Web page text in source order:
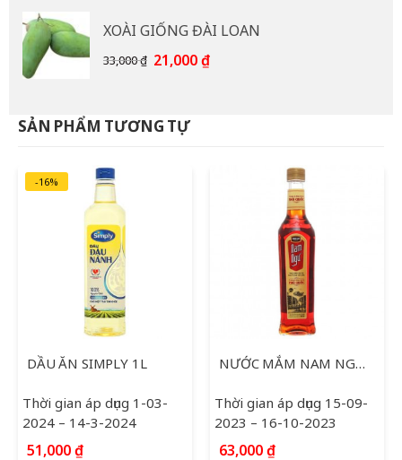
15,000 ₫.là:
12,000 ₫.
XOÀI GIỐNG ĐÀI LOAN
33,000₫ Giá
33,000 ₫.
21,000₫Giá
SẢN PHẨM TƯƠNG TỰ
-16%
DẦU ĂN SIMPLY 1L
Thời gian áp dụng 1-03-
2024 – 14-3-2024
Giá
51,000₫Giá
NƯỚC MẮM NAM NGƯ PHÚ QUỐC 500ML
Thời gian áp dụng 15-09-
2023 – 16-10-2023
63,000₫